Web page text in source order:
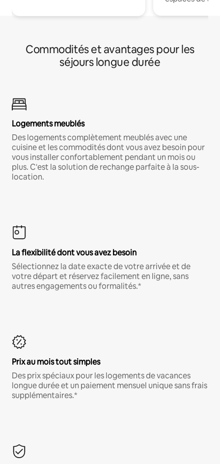
Commodités et avantages pour les
séjours longue durée
Logements meublés
Des logements complètement meublés avec une
cuisine et les commodités dont vous avez besoin pour
vous installer confortablement pendant un mois ou
plus. C'est la solution de rechange parfaite à la sous-
location.
La flexibilité dont vous avez besoin
Sélectionnez la date exacte de votre arrivée et de
votre départ et réservez facilement en ligne, sans
autres engagements ou formalités.*
Prix au mois tout simples
Des prix spéciaux pour les logements de vacances
longue durée et un paiement mensuel unique sans frais
supplémentaires.*